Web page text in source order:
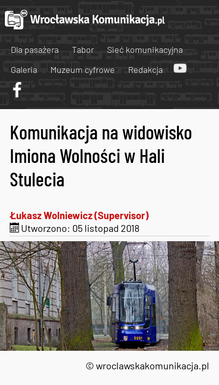
Dla pasażera Tabor
Sieć komunikacyjna
Galeria
Muzeum cyfrowe Redakcja
Komunikacja na widowisko
Imiona Wolności w Hali
Stulecia
Łukasz Wolniewicz (Supervisor)
Utworzono: 05 listopad 2018
© wroclawskakomunikacja.pl